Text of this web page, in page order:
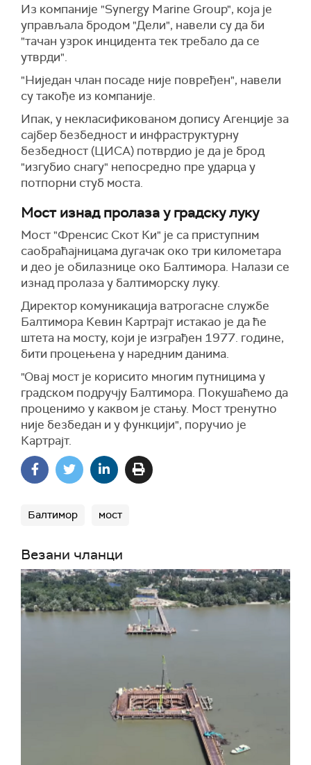
Из компаније "Synergy Marine Group", која је
управљала бродом "Дели", навели су да би
"тачан узрок инцидента тек требало да се
утврди".
"Ниједан члан посаде није повређен", навели
су такође из компаније.
Ипак, у некласификованом допису Агенције за
сајбер безбедност и инфраструктурну
безбедност (ЦИСА) потврдио је да је брод
"изгубио снагу" непосредно пре ударца у
потпорни стуб моста.
Мост изнад пролаза у градску луку
Мост "Френсис Скот Ки" је са приступним
саобраћајницама дугачак око три километара
и део је обилазнице око Балтимора. Налази се
изнад пролаза у балтиморску луку.
Директор комуникација ватрогасне службе
Балтимора Кевин Картрајт истакао је да ће
штета на мосту, који је изграђен 1977. године,
бити процењена у наредним данима.
"Овај мост је корисито многим путницима у
градском подручју Балтимора. Покушаћемо да
проценимо у каквом је стању. Мост тренутно
није безбедан и у функцији", поручио је
Картрајт.
Балтимор мост
Везани чланци